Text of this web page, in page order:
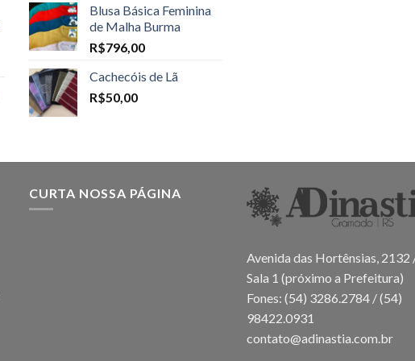
Blusa Básica Feminina
de Malha Burma
R$796,00
Cachecóis de Lã
R$50,00
CURTA NOSSA PÁGINA
Avenida das Hortênsias, 2132
Sala 1 (próximo a Prefeitura)
Fones: (54) 3286.2784 / (54)
98422.0931
contato@adinastia.com.br